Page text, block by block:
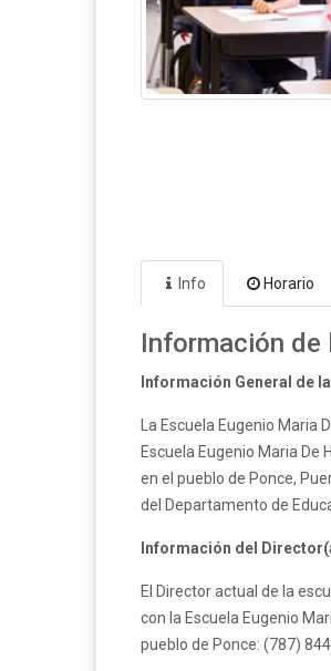
Info Horario
Información de
Información General de
La Escuela Eugenio
Escuela Eugenio Maria
en el pueblo de Ponce,
del Departamento de
Información del
El Director actual de la
con la Escuela Eugenio
pueblo de Ponce: (787)